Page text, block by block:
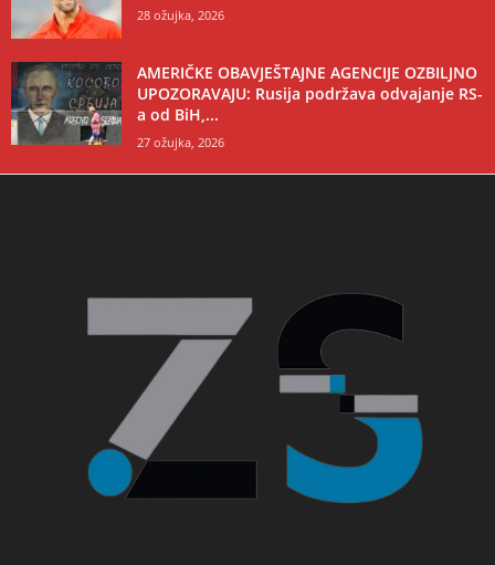
28 ožujka, 2026
AMERIČKE OBAVJEŠTAJNE AGENCIJE OZBILJNO
UPOZORAVAJU: Rusija podržava odvajanje RS-
a od BiH,...
27 ožujka, 2026